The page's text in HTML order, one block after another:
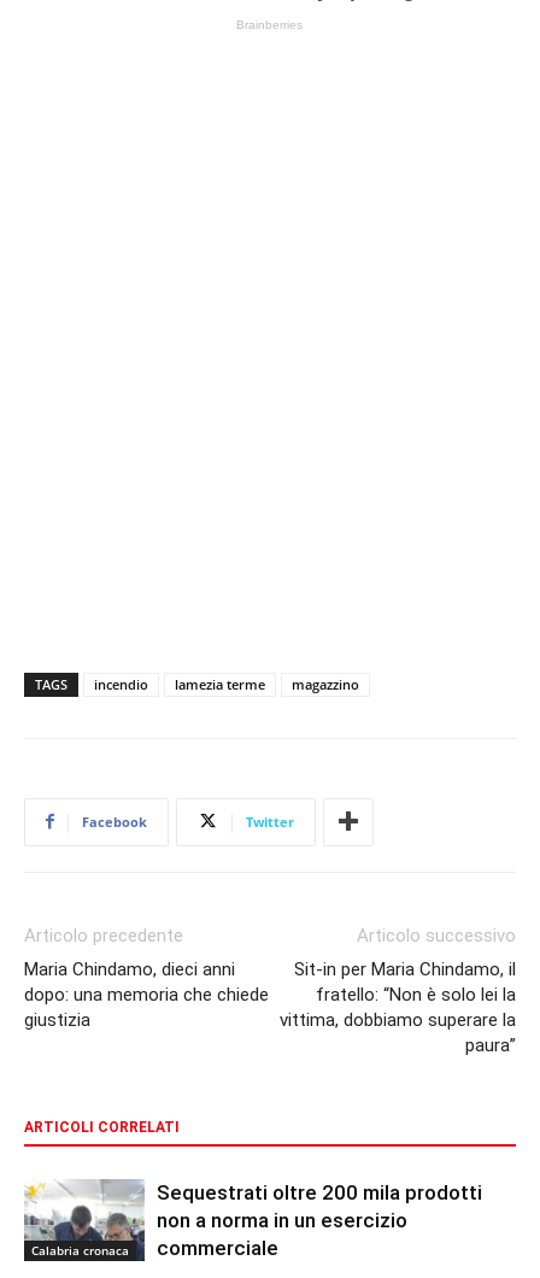
TAGS incendio lamezia terme magazzino
Facebook Twitter
Articolo precedente
Maria Chindamo, dieci anni
dopo: una memoria che chiede
giustizia
Articolo successivo
Sit-in per Maria Chindamo, il
fratello: “Non è solo lei la
vittima, dobbiamo superare la
paura”
ARTICOLI CORRELATI
Calabria cronaca
Sequestrati oltre 200 mila prodotti
non a norma in un esercizio
commerciale